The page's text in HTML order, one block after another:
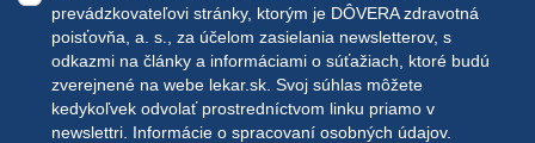
prevádzkovateľovi stránky, ktorým je DÔVERA zdravotná
poisťovňa, a. s., za účelom zasielania newsletterov, s
odkazmi na články a informáciami o súťažiach, ktoré budú
zverejnené na webe lekar.sk . Svoj súhlas môžete
kedykoľvek odvolať prostredníctvom linku priamo v
newslettri. Informácie o spracovaní osobných údajov.